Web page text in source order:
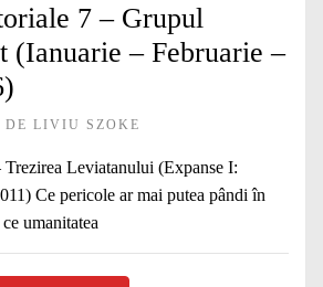
7 – Grupul
(Ianuarie – Februarie –
DE LIVIU SZOKE
Trezirea Leviatanului (Expanse I:
Ce pericole ar mai putea pândi în
umanitatea